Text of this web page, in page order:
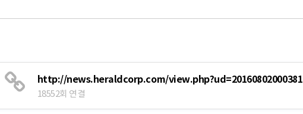
http://news.heraldcorp.com/view.php?ud=20160802000381
18552회 연결